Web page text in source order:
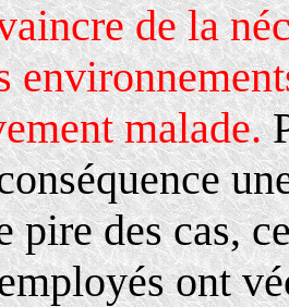
de la
malade.
pire des cas,
ont